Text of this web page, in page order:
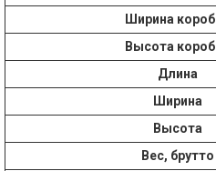
Ширина
Высота
Длина
Ширина
Высота
Вес, брутто